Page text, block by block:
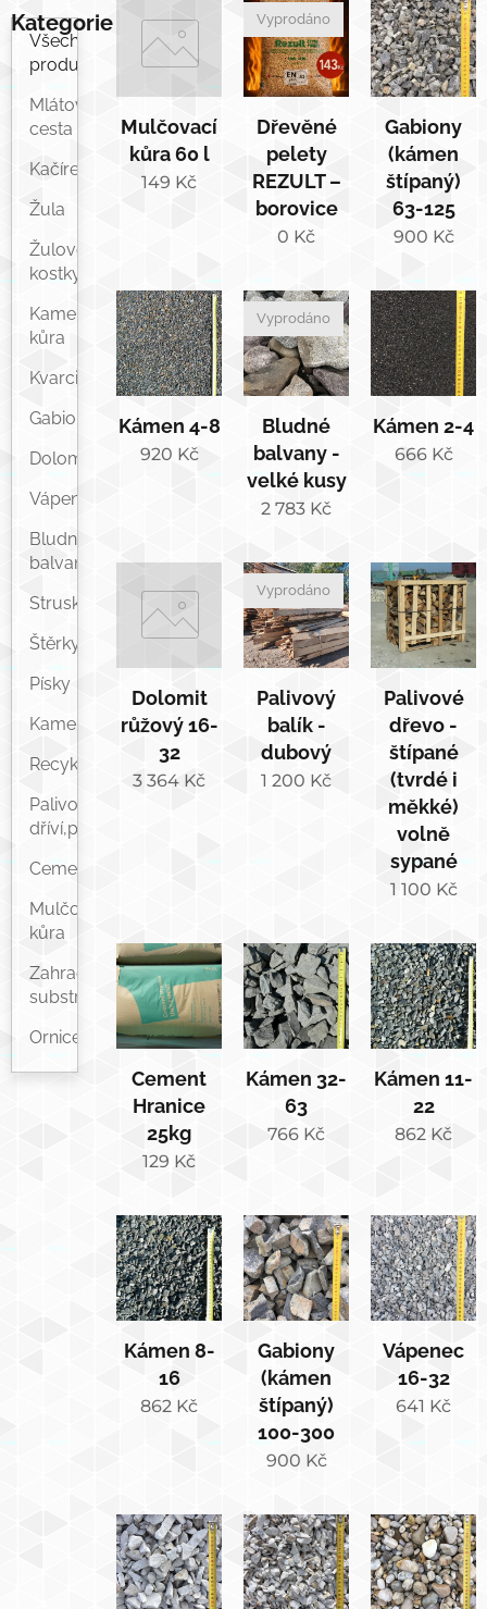
Kategorie
Všechny
produkty
Mlátová
cesta
Kačírek
Žula
Žulové
kostky
Kamenná
kůra
Kvarcit
Gabiony
Dolomit
Vápenec
Bludné
balvany
Struska
Štěrky
Písky
Kamenivo
Recykláty,sutě
Palivové
dříví,peletky
Cement
Mulčovací
kůra
Zahradní
substrát
Ornice
Mulčovací
kůra 60 l
149 Kč
Dřevěné
pelety
REZULT –
borovice
Vyprodáno
0 Kč
Gabiony
(kámen
štípaný)
63-125
900 Kč
Kámen 4-8
920 Kč
Bludné
balvany -
velké kusy
Vyprodáno
2 783 Kč
Kámen 2-4
666Kč
Dolomit
růžový 16-
32
3 364 Kč
Palivový
balík -
dubový
Vyprodáno
1 200 Kč
Palivové
dřevo -
štípané
(tvrdé i
měkké)
volně
sypané
1 100 Kč
Cement
Hranice
25kg
129 Kč
Kámen 32-
63
766 Kč
Kámen 11-
22
862 Kč
Kámen 8-
16
862 Kč
Gabiony
(kámen
štípaný)
100-300
900 Kč
Vápenec
16-32
641 Kč